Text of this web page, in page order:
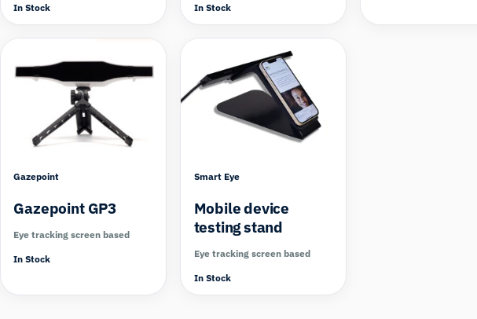
In Stock In Stock
Gazepoint
Gazepoint GP3
Eye tracking screen based
In Stock
Smart Eye
Mobile device
testing stand
Eye tracking screen based
In Stock